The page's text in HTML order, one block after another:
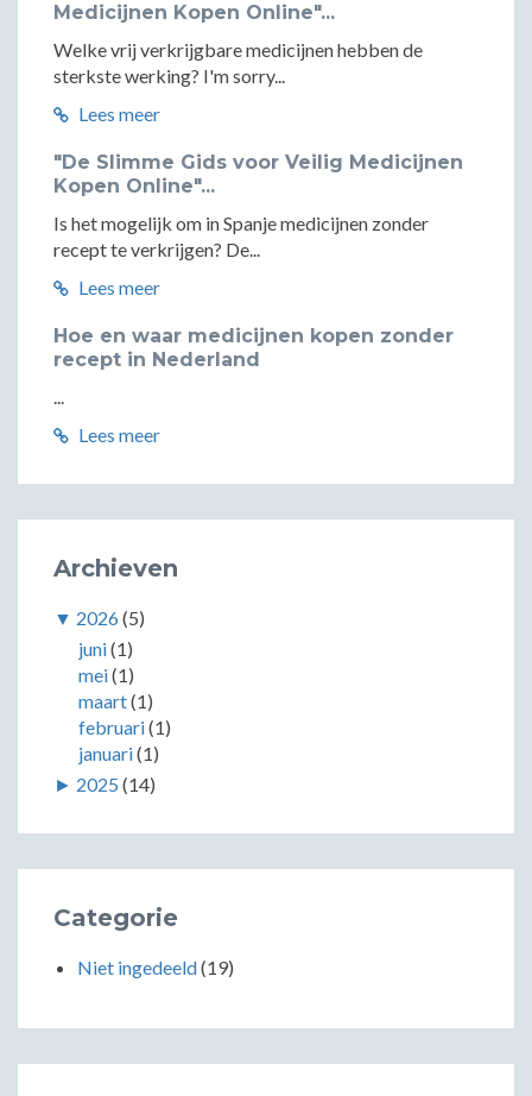
Medicijnen Kopen Online"...
Welke vrij verkrijgbare medicijnen hebben de
sterkste werking? I'm sorry...
Lees meer
"De Slimme Gids voor Veilig Medicijnen
Kopen Online"...
Is het mogelijk om in Spanje medicijnen zonder
recept te verkrijgen? De...
Lees meer
Hoe en waar medicijnen kopen zonder
recept in Nederland
...
Lees meer
Archieven
▼ 2026(5)
juni(1)
mei(1)
maart(1)
februari(1)
januari(1)
► 2025 (14)
Categorie
Niet ingedeeld(19)